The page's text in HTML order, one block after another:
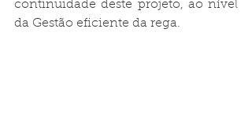
continuidade deste projeto, ao nível
da Gestão eficiente da rega.